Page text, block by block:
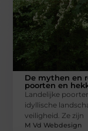
De mythen en
poorten en
Landelijke
idyllische
veiligheid. Ze zijn
M Vd Webdesign